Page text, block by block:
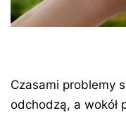
Czasami problemy
odchodzą, a wokół